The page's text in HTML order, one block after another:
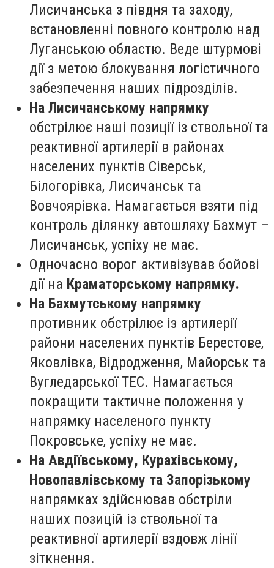
Лисичанська з півдня та заходу,
встановленні повного контролю над
Луганською областю. Веде штурмові
дії з метою блокування логістичного
забезпечення наших підрозділів.
На Лисичанському напрямку
обстрілює наші позиції із ствольної та
реактивної артилерії в районах
населених пунктів Сіверськ,
Білогорівка, Лисичанськ та
Вовчоярівка. Намагається взяти під
контроль ділянку автошляху Бахмут –
Лисичанськ, успіху не має.
Одночасно ворог активізував бойові
дії на Краматорському напрямку.
На Бахмутському напрямку
противник обстрілює із артилерії
райони населених пунктів Берестове,
Яковлівка, Відродження, Майорськ та
Вугледарської ТЕС. Намагається
покращити тактичне положення у
напрямку населеного пункту
Покровське, успіху не має.
На Авдіївському, Курахівському,
Новопавлівському та Запорізькому
напрямках здійснював обстріли
наших позицій із ствольної та
реактивної артилерії вздовж лінії
зіткнення.